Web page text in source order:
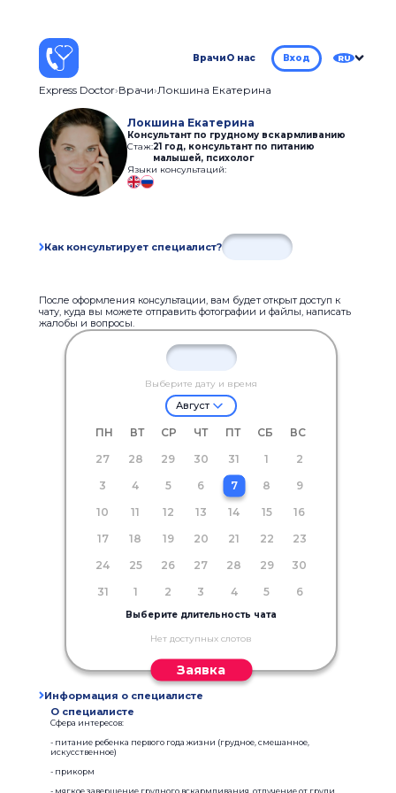
ВрачиО нас Вход RU
Express Doctor Врачи Локшина Екатерина
Локшина Екатерина
Консультант по грудному вскармливанию
Стаж:21 год, консультант по питанию
малышей, психолог
Языки консультаций:
Как консультирует специалист?
После оформления консультации, вам будет открыт доступ к
чату, куда вы можете отправить фотографии и файлы, написать
жалобы и вопросы.
Выберите дату и время
Август
ПН ВТ СР ЧТ ПТ СБ
ВС
27
28 29 30 31 1
2
3
4 5 6 7 8
9
10
11 12 13 14 15
16
17
18 19 20 21 22
23
24
25 26 27 28 29
30
31
1 2 3 4 5 6
Выберите длительность чата
Нет доступных слотов
Заявка
Информация о специалисте
О специалисте
Сфера интересов:
- питание ребенка первого года жизни (грудное, смешанное,
искусственное)
- прикорм
- мягкое завершение грудного вскармливания, отлучение от груди